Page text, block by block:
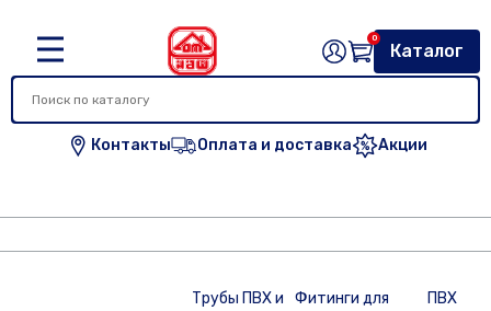
Контакты Оплата и доставка Акции
Каталог
0
Трубы ПВХ и
Фитинги для
ПВХ